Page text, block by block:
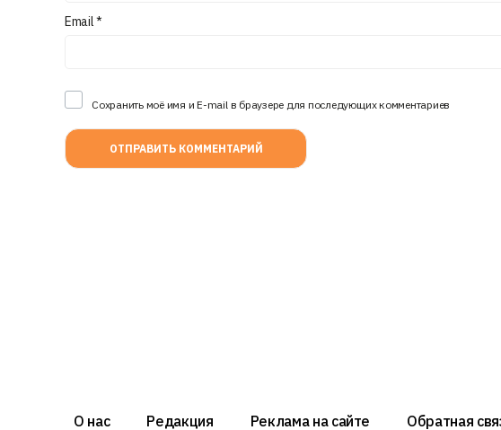
Email*
Сохранить моё имя и E-mail в браузере для последующих комментариев
О нас Редакция Реклама на сайте Обратная